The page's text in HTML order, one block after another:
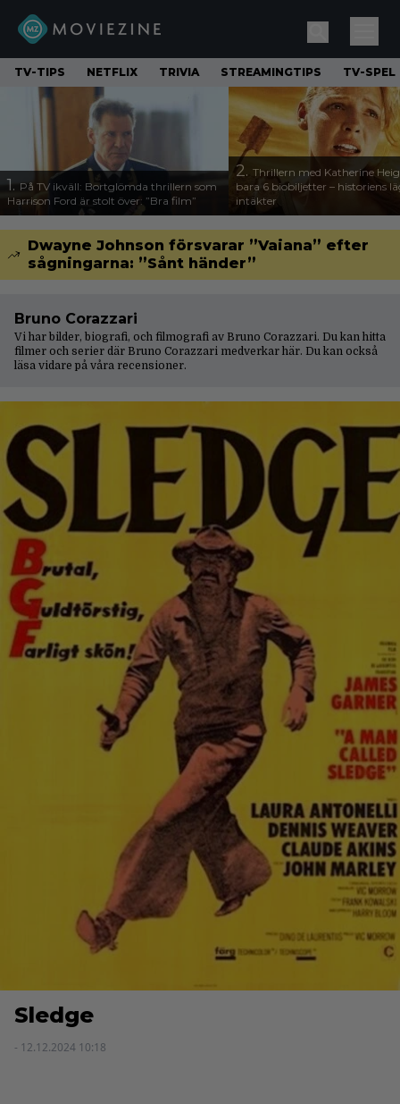
TV-TIPS NETFLIX TRIVIA STREAMINGTIPS TV-SPEL
1. På TV ikväll: Bortglömda thrillern som
Harrison Ford är stolt över: ”Bra film”
2. Thrillern med Katherine
bara 6 biobiljetter – historiens
intäkter
Dwayne Johnson försvarar ”Vaiana” efter
sågningarna: ”Sånt händer”
Bruno Corazzari
Vi har bilder, biografi, och filmografi av Bruno Corazzari. Du kan hitta
filmer och serier där Bruno Corazzari medverkar här. Du kan också
läsa vidare på våra recensioner.
Sledge
- 12.12.2024 10:18